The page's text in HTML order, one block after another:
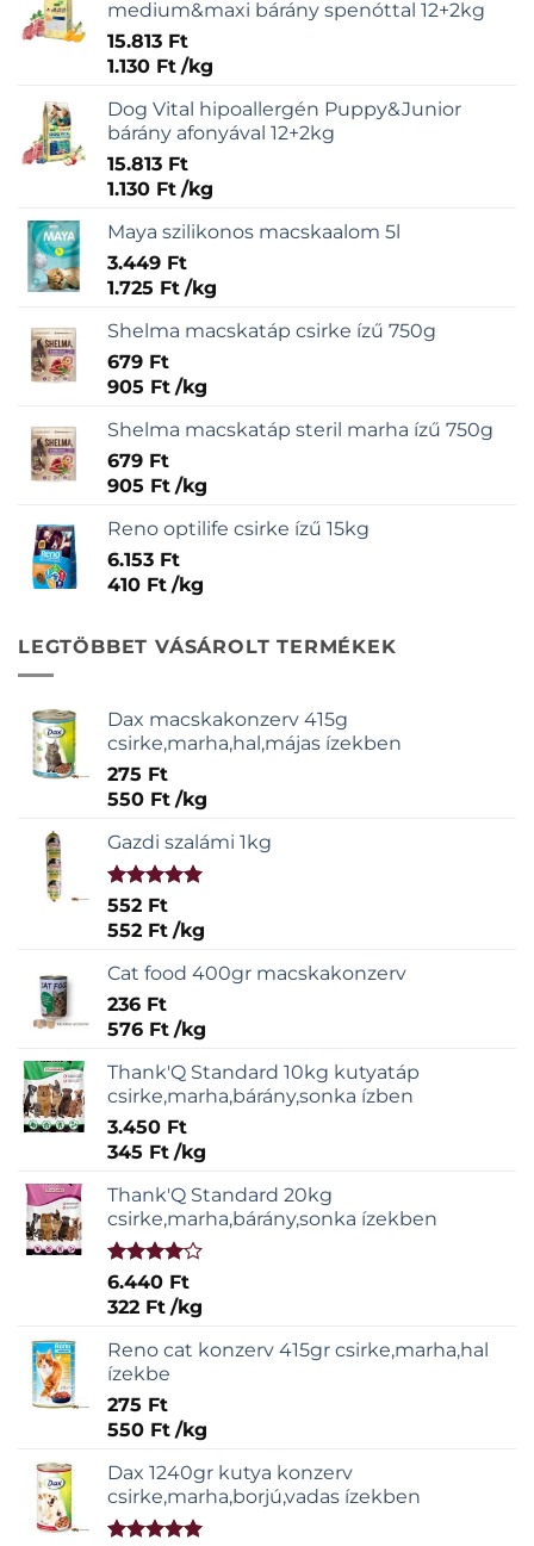
medium&maxi bárány spenóttal 12+2kg
15.813 Ft
1.130 Ft /kg
Dog Vital hipoallergén Puppy&Junior
bárány afonyával 12+2kg
15.813 Ft
1.130 Ft /kg
Maya szilikonos macskaalom 5l
3.449 Ft
1.725 Ft /kg
Shelma macskatáp csirke ízű 750g
679 Ft
905 Ft /kg
Shelma macskatáp steril marha ízű 750g
679 Ft
905 Ft /kg
Reno optilife csirke ízű 15kg
6.153 Ft
410 Ft /kg
LEGTÖBBET VÁSÁROLT TERMÉKEK
Dax macskakonzerv 415g
csirke,marha,hal,májas ízekben
275 Ft
550 Ft /kg
Gazdi szalámi 1kg
Értékelés:
5.00/ 5
552 Ft
552 Ft /kg
Cat food 400gr macskakonzerv
236 Ft
576 Ft /kg
Thank'Q Standard 10kg kutyatáp
csirke,marha,bárány,sonka ízben
3.450 Ft
345 Ft /kg
Thank'Q Standard 20kg
csirke,marha,bárány,sonka ízekben
Értékelés:
4.00 / 5
6.440 Ft
322 Ft /kg
Reno cat konzerv 415gr csirke,marha,hal
ízekbe
275 Ft
550 Ft /kg
Dax 1240gr kutya konzerv
csirke,marha,borjú,vadas ízekben